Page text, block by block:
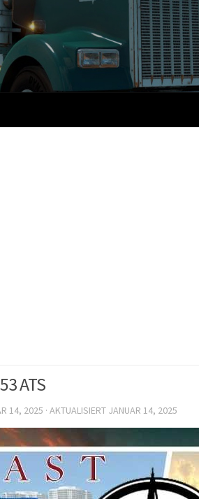
ATS
14, 2025 · AKTUALISIERT JANUAR 14, 2025